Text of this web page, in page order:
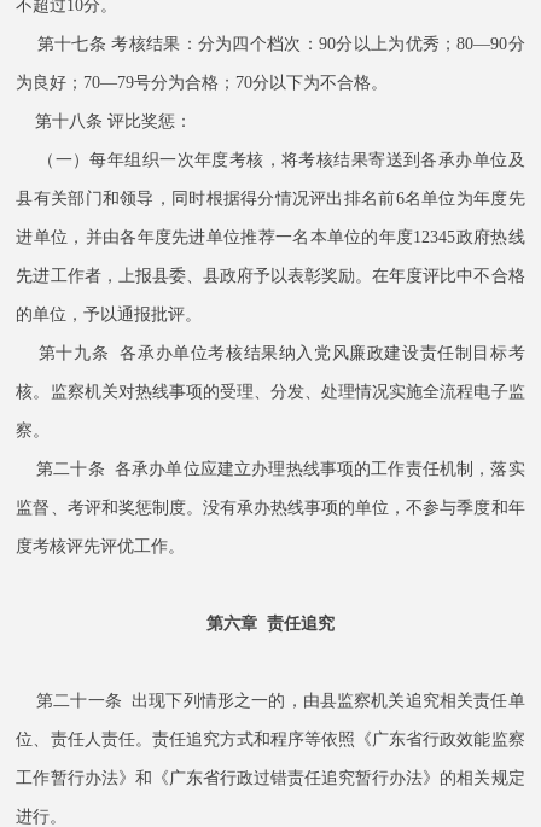
不超过10分。
第十七条 考核结果：分为四个档次：90分以上为优秀；80—90分
为良好；70—79号分为合格；70分以下为不合格。
第十八条 评比奖惩：
（一）每年组织一次年度考核，将考核结果寄送到各承办单位及
县有关部门和领导，同时根据得分情况评出排名前6名单位为年度先
进单位，并由各年度先进单位推荐一名本单位的年度12345政府热线
先进工作者，上报县委、县政府予以表彰奖励。在年度评比中不合格
的单位，予以通报批评。
第十九条 各承办单位考核结果纳入党风廉政建设责任制目标考
核。监察机关对热线事项的受理、分发、处理情况实施全流程电子监
察。
第二十条 各承办单位应建立办理热线事项的工作责任机制，落实
监督、考评和奖惩制度。没有承办热线事项的单位，不参与季度和年
度考核评先评优工作。
第六章 责任追究
第二十一条 出现下列情形之一的，由县监察机关追究相关责任单
位、责任人责任。责任追究方式和程序等依照《广东省行政效能监察
工作暂行办法》和《广东省行政过错责任追究暂行办法》的相关规定
进行。